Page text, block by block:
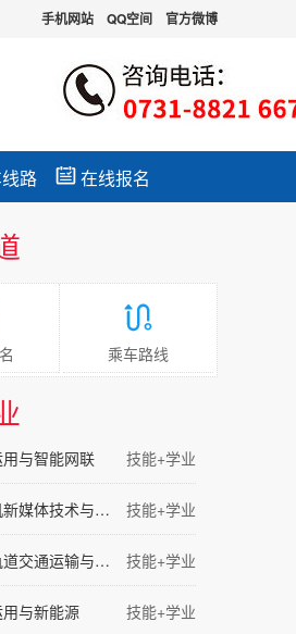
手机网站 QQ空间 官方微博
路 在线报名

乘车路线
技能+学业
与智能网联
技能+学业
媒体技术与传播
技能+学业
交通运输与管理
技能+学业
与新能源